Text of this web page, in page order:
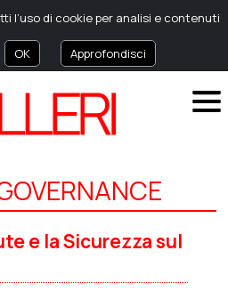
l’uso di cookie per analisi e contenuti
OK Approfondisci
e la Sicurezza sul